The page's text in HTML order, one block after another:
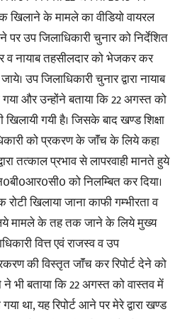
खिलाने के मामले का वीडियो वायरल
उप जिलाधिकारी चुनार को निर्देशित
व नायाब तहसीलदार को भेजकर कर
उप जिलाधिकारी चुनार द्वारा नायाब
और उन्होंने बताया कि 22 अगस्त को
गयी है। जिसके बाद खण्ड शिक्षा
को प्रकरण के जाॅंच के लिये कहा
तत्काल प्रभाव से लापरवाही मानते हुये
को निलम्बित कर दिया।
खिलाया जाना काफी गम्भीरता व
मामले के तह तक जाने के लिये मुख्य
वित्त एवं राजस्व व उप
की विस्तृत जाॅंच कर रिपोर्ट देने को
ने भी बताया कि 22 अगस्त को वास्तव में
था, यह रिपोर्ट आने पर मेरे द्वारा खण्ड